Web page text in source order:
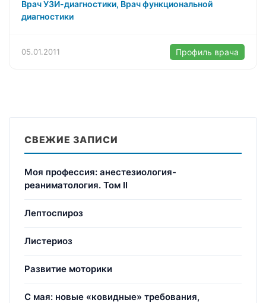
Врач УЗИ-диагностики, Врач функциональной
диагностики
05.01.2011 Профиль врача
СВЕЖИЕ ЗАПИСИ
Моя профессия: анестезиология-
реаниматология. Том II
Лептоспироз
Листериоз
Развитие моторики
С мая: новые «ковидные» требования,